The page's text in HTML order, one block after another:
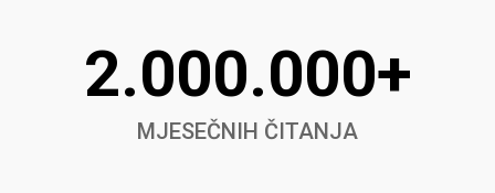
2.000.000+
MJESEČNIH ČITANJA